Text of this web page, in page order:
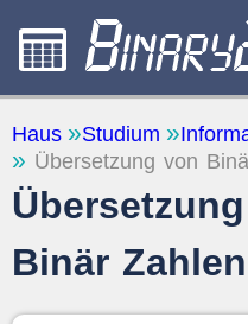
RECHNER
ÜBER DIE
FEEDBACK
Haus Studium
Übersetzung von
Binär